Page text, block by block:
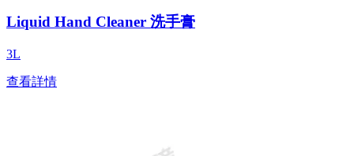
Liquid Hand Cleaner 洗手膏
3L
查看詳情